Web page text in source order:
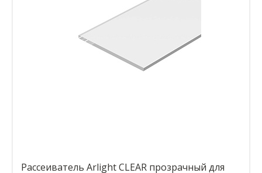
Рассеиватель Arlight CLEAR прозрачный для